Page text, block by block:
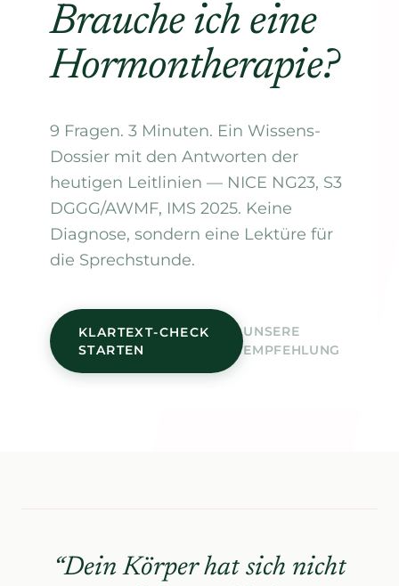
Brauche ich eine
Hormontherapie?
9 Fragen. 3 Minuten. Ein Wissens-
Dossier mit den Antworten der
heutigen Leitlinien — NICE NG23, S3
DGGG/AWMF, IMS 2025. Keine
Diagnose, sondern eine Lektüre für
die Sprechstunde.
KLARTEXT-CHECK
STARTEN
UNSERE
EMPFEHLUNG
“Dein Körper hat sich nicht